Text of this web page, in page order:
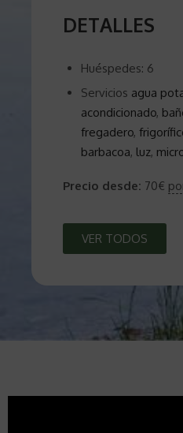
DETALLES
Huéspedes: 6
Servicios agua
acondicionado,
fregadero,
barbacoa, luz,
Precio desde: 70€
VER TODOS